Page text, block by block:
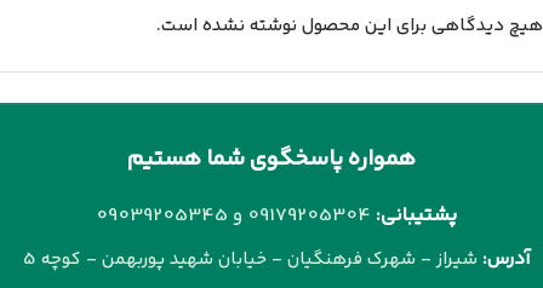
هیچ دیدگاهی برای این محصول نوشته نشده است.
همواره پاسخگوی شما هستیم
پشتیبانی: 09179205304 و 09039205345
آدرس: شیراز - شهرک فرهنگیان - خیابان شهید پوربهمن - کوچه 5